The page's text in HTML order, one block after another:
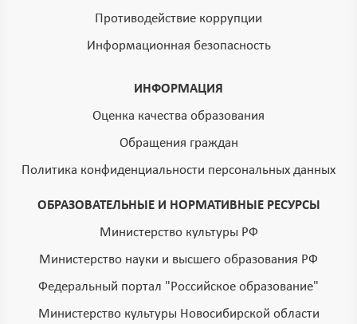
Противодействие коррупции
Информационная безопасность
ИНФОРМАЦИЯ
Оценка качества образования
Обращения граждан
Политика конфиденциальности персональных данных
ОБРАЗОВАТЕЛЬНЫЕ И НОРМАТИВНЫЕ РЕСУРСЫ
Министерство культуры РФ
Министерство науки и высшего образования РФ
Федеральный портал "Российское образование"
Министерство культуры Новосибирской области